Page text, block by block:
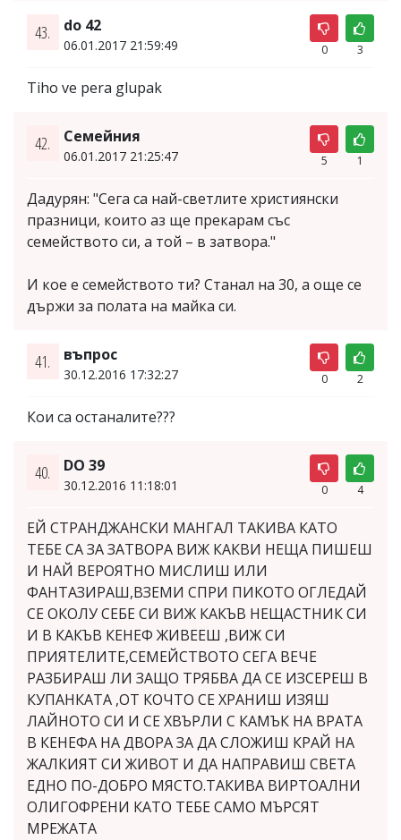
43. do 42
06.01.2017 21:59:49 0 3
Tiho ve pera glupak
42. Семейния
06.01.2017 21:25:47 5 1
Дадурян: "Сега са най-светлите християнски
празници, които аз ще прекарам със
семейството си, а той – в затвора."
И кое е семейството ти? Станал на 30, а още се
държи за полата на майка си.
41. въпрос
30.12.2016 17:32:27 0 2
Кои са останалите???
40. DO 39
30.12.2016 11:18:01 0 4
ЕЙ СТРАНДЖАНСКИ МАНГАЛ ТАКИВА КАТО
ТЕБЕ СА ЗА ЗАТВОРА ВИЖ КАКВИ НЕЩА ПИШЕШ
И НАЙ ВЕРОЯТНО МИСЛИШ ИЛИ
ФАНТАЗИРАШ,ВЗЕМИ СПРИ ПИКОТО ОГЛЕДАЙ
СЕ ОКОЛУ СЕБЕ СИ ВИЖ КАКЪВ НЕЩАСТНИК СИ
И В КАКЪВ КЕНЕФ ЖИВЕЕШ ,ВИЖ СИ
ПРИЯТЕЛИТЕ,СЕМЕЙСТВОТО СЕГА ВЕЧЕ
РАЗБИРАШ ЛИ ЗАЩО ТРЯБВА ДА СЕ ИЗСЕРЕШ В
КУПАНКАТА ,ОТ КОЧТО СЕ ХРАНИШ ИЗЯШ
ЛАЙНОТО СИ И СЕ ХВЪРЛИ С КАМЪК НА ВРАТА
В КЕНЕФА НА ДВОРА ЗА ДА СЛОЖИШ КРАЙ НА
ЖАЛКИЯТ СИ ЖИВОТ И ДА НАПРАВИШ СВЕТА
ЕДНО ПО-ДОБРО МЯСТО.ТАКИВА ВИРТОАЛНИ
ОЛИГОФРЕНИ КАТО ТЕБЕ САМО МЪРСЯТ
МРЕЖАТА